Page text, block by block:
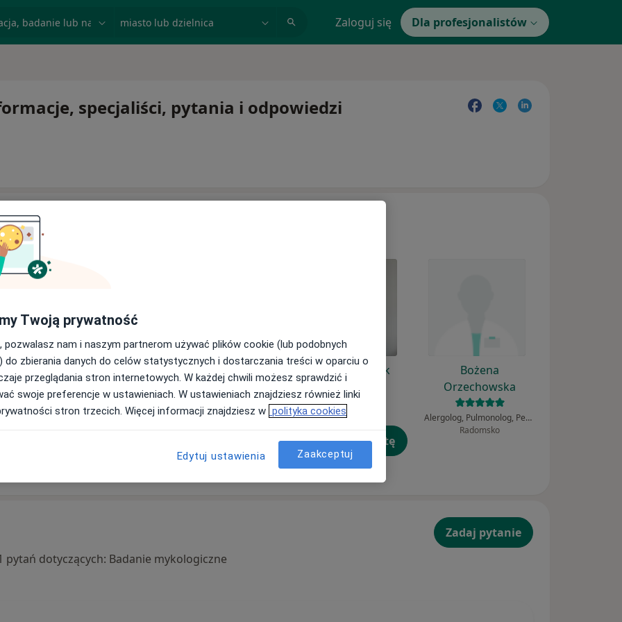
Zaloguj się Dla profesjonalistów
specjaliści, pytania i odpowiedzi
Ewelina
Rykaczewska
Podolog
Kamila Brodowska
Podolog
Rotmanka
Anna Chwistek
Podolog
Gdańsk
umów wizytę
Bożena
Orzechowska
Alergolog, Pulmonolog, Pediatra
Radomsko
Zadaj pytanie
dotyczących: Badanie mykologiczne
Twoją prywatność
pozwalasz nam i naszym partnerom używać plików cookie (lub podobnych
do zbierania danych do celów statystycznych i dostarczania treści w oparciu o
przeglądania stron internetowych. W każdej chwili możesz sprawdzić i
swoje preferencje w ustawieniach. W ustawieniach znajdziesz również linki
stron trzecich. Więcej informacji znajdziesz w polityka cookies
Edytuj ustawienia Zaakceptuj